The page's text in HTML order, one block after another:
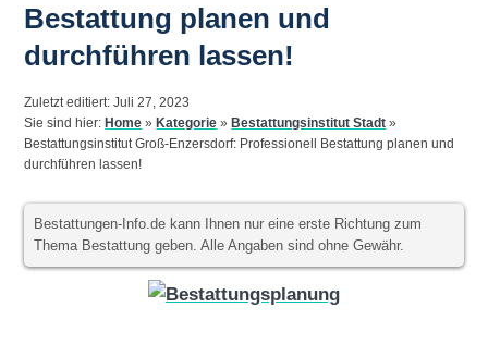
Bestattung planen und
durchführen lassen!
Zuletzt editiert: Juli 27, 2023
Sie sind hier: Home » Kategorie » Bestattungsinstitut Stadt »
Bestattungsinstitut Groß-Enzersdorf: Professionell Bestattung planen und
durchführen lassen!
Bestattungen-Info.de kann Ihnen nur eine erste Richtung zum
Thema Bestattung geben. Alle Angaben sind ohne Gewähr.